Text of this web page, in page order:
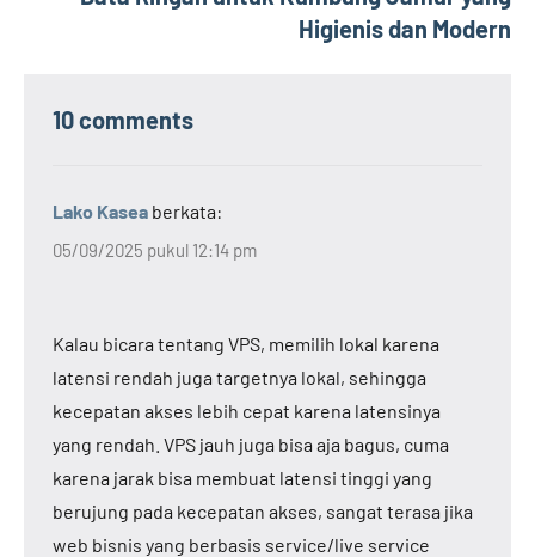
Higienis dan Modern
10 comments
Lako Kasea berkata:
05/09/2025 pukul 12:14 pm
Kalau bicara tentang VPS, memilih lokal karena
latensi rendah juga targetnya lokal, sehingga
kecepatan akses lebih cepat karena latensinya
yang rendah. VPS jauh juga bisa aja bagus, cuma
karena jarak bisa membuat latensi tinggi yang
berujung pada kecepatan akses, sangat terasa jika
web bisnis yang berbasis service/live service